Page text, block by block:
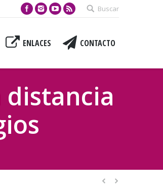
Buscar
ENLACES CONTACTO
distancia